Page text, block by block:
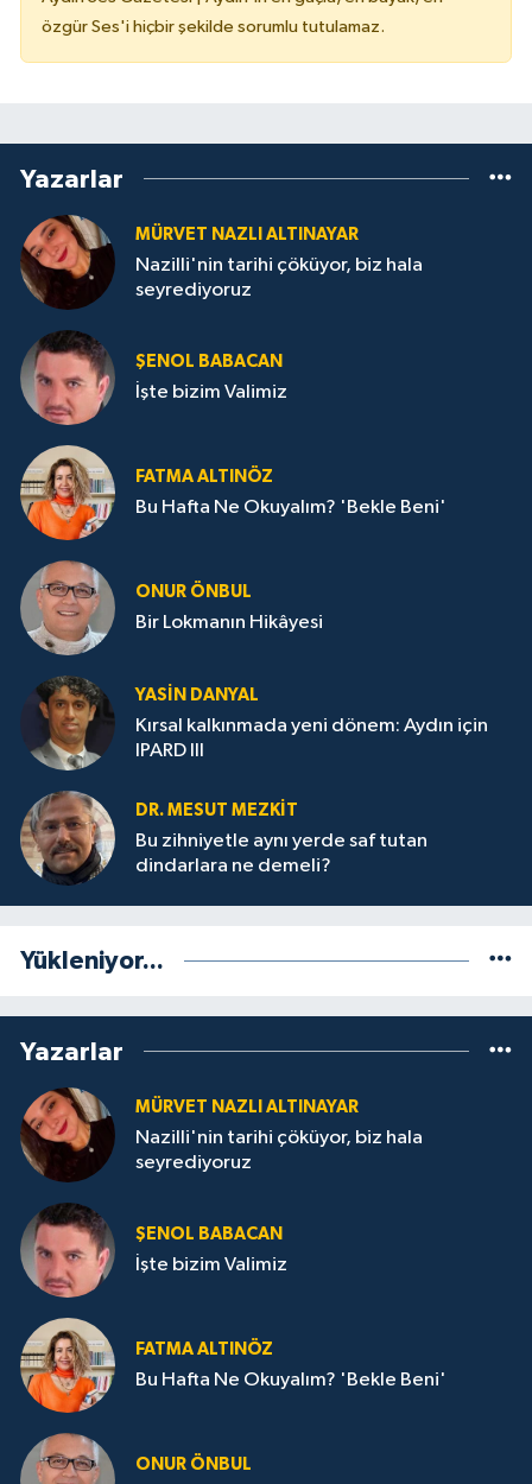
özgür Ses'i hiçbir şekilde sorumlu tutulamaz.
Yazarlar
MÜRVET NAZLI ALTINAYAR
Nazilli'nin tarihi çöküyor, biz hala
seyrediyoruz
ŞENOL BABACAN
İşte bizim Valimiz
FATMA ALTINÖZ
Bu Hafta Ne Okuyalım? 'Bekle Beni'
ONUR ÖNBUL
Bir Lokmanın Hikâyesi
YASIN DANYAL
Kırsal kalkınmada yeni dönem: Aydın için
IPARD III
DR. MESUT MEZKIT
Bu zihniyetle aynı yerde saf tutan
dindarlara ne demeli?
Yükleniyor...
Yazarlar
MÜRVET NAZLI ALTINAYAR
Nazilli'nin tarihi çöküyor, biz hala
seyrediyoruz
ŞENOL BABACAN
İşte bizim Valimiz
FATMA ALTINÖZ
Bu Hafta Ne Okuyalım? 'Bekle Beni'
ONUR ÖNBUL